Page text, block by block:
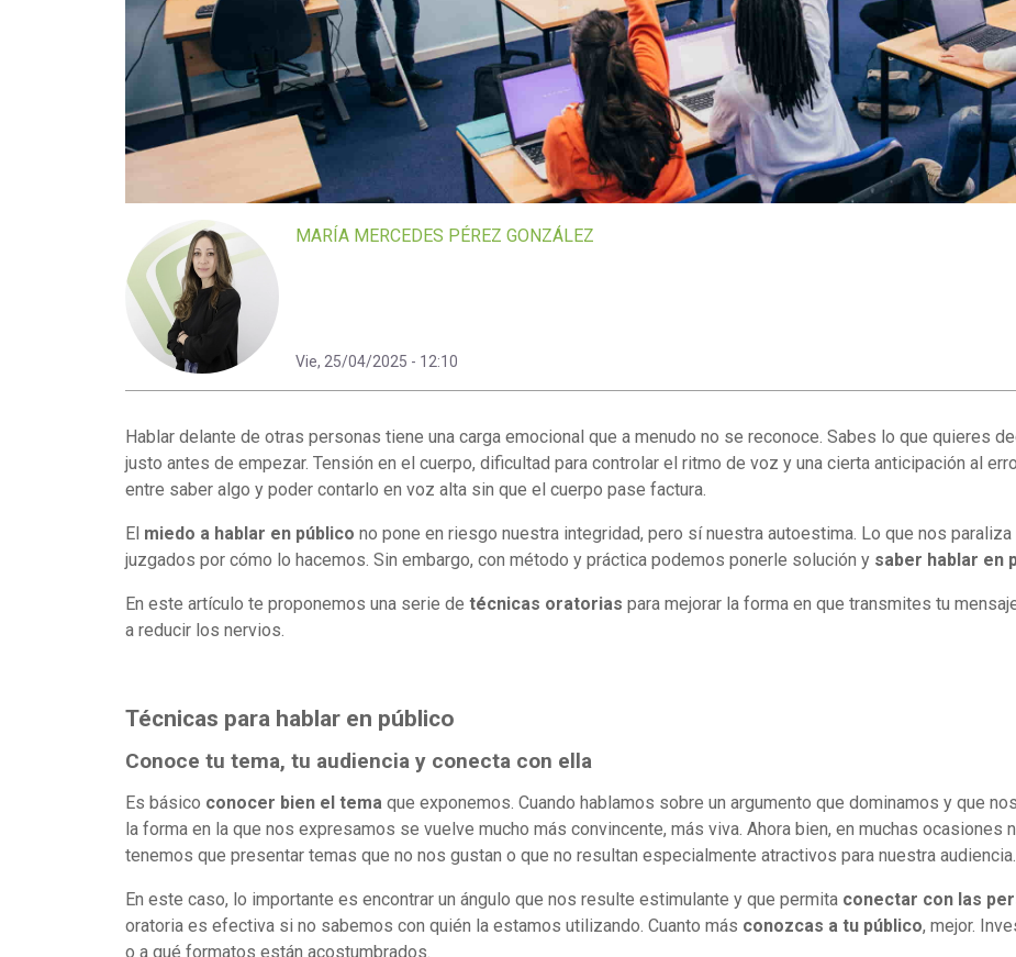
MARÍA MERCEDES PÉREZ GONZÁLEZ
Vie, 25/04/2025 - 12:10
Hablar delante de otras personas tiene una carga emocional que a menudo no se reconoce. Sabes lo que quieres
justo antes de empezar. Tensión en el cuerpo, dificultad para controlar el ritmo de voz y una cierta anticipación al
entre saber algo y poder contarlo en voz alta sin que el cuerpo pase factura.
El miedo a hablar en público no pone en riesgo nuestra integridad, pero sí nuestra autoestima. Lo que nos
juzgados por cómo lo hacemos. Sin embargo, con método y práctica podemos ponerle solución y saber hablar en
En este artículo te proponemos una serie de técnicas oratorias para mejorar la forma en que transmites tu
a reducir los nervios.
Técnicas para hablar en público
Conoce tu tema, tu audiencia y conecta con ella
Es básico conocer bien el tema que exponemos. Cuando hablamos sobre un argumento que dominamos y que
la forma en la que nos expresamos se vuelve mucho más convincente, más viva. Ahora bien, en muchas
tenemos que presentar temas que no nos gustan o que no resultan especialmente atractivos para nuestra audiencia.
En este caso, lo importante es encontrar un ángulo que nos resulte estimulante y que permita conectar con las
oratoria es efectiva si no sabemos con quién la estamos utilizando. Cuanto más conozcas a tu público, mejor.
o a qué formatos están acostumbrados.